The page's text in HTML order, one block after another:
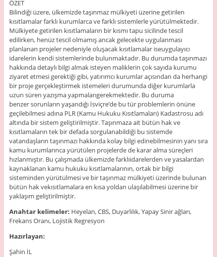
ÖZET
Bilindiği üzere, ülkemizde taşınmaz mülkiyeti üzerine getirilen
kısıtlamalar farklı kurumlarca ve farklı sistemlerle yürütülmektedir.
Mülkiyete getirilen kısıtlamaların bir kısmı tapu sicilinde tescil
edilirken, henüz tescil olmamış ancak gelecekte uygulanması
planlanan projeler nedeniyle oluşacak kısıtlamalar iseuygulayıcı
idarelerin kendi sistemlerinde bulunmaktadır. Bu durumda taşınmazı
hakkında detaylı bilgi almak isteyen maliklerin çok sayıda kurumu
ziyaret etmesi gerektiği gibi, yatırımcı kurumlar açısından da herhangi
bir proje gerçekleştirmek istemeleri durumunda diğer kurumlarla
uzun süren yazışma yapmalarıgerekmektedir. Bu duruma
benzer sorunların yaşandığı İsviçre’de bu tür problemlerin önüne
geçilebilmesi adına PLR (Kamu Hukuku Kısıtlamaları) Kadastrosu adı
altında bir sistem geliştirilmiştir. Taşınmaza ait bütün hak ve
kısıtlamaların tek bir defada sorgulanabildiği bu sistemde
vatandaşların taşınmazı hakkında kolay bilgi edinebilmesinin yanı sıra
kamu kurumlarınca yürütülen projelerde de karar alma süreçleri
hızlanmıştır. Bu çalışmada ülkemizde farklıidarelerden ve yasalardan
kaynaklanan kamu hukuku kısıtlamalarının, ortak bir bilgi
sisteminden yürütülmesi ve bir taşınmaz mülkiyeti üzerinde bulunan
bütün hak vekısıtlamalara en kısa yoldan ulaşılabilmesi üzerine bir
yaklaşım geliştirilmiştir.
Anahtar kelimeler: Heyelan, CBS, Duyarlılık, Yapay Sinir ağları,
Frekans Oranı, Lojistik Regresyon
Hazırlayan:
Şahin İL